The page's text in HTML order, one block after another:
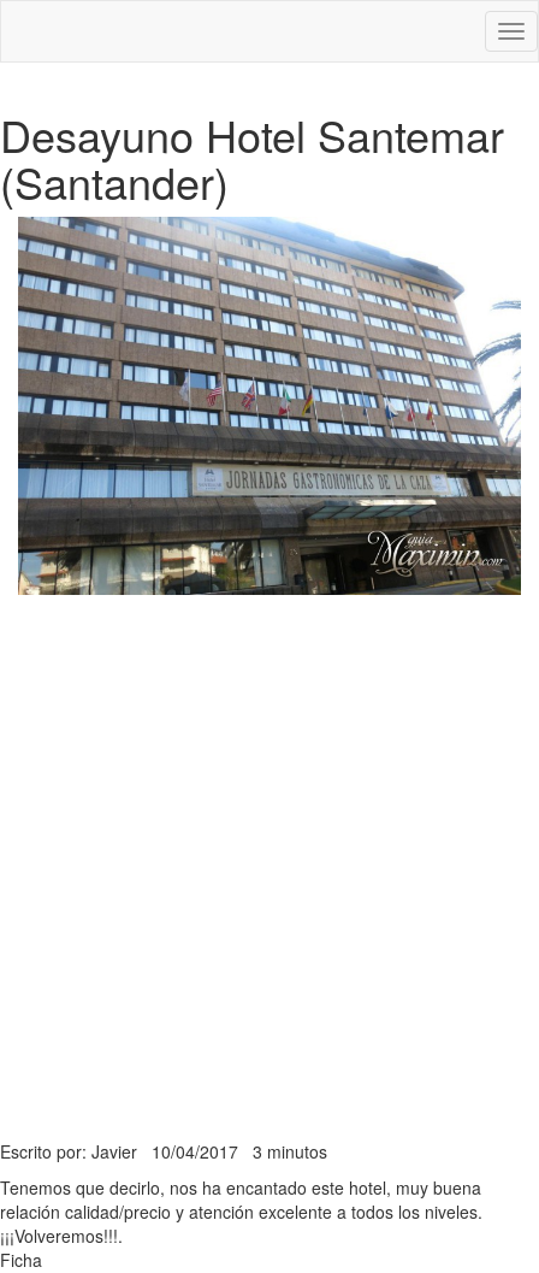
Desayuno Hotel Santemar
(Santander)
Escrito por: Javier 10/04/2017 3 minutos
Tenemos que decirlo, nos ha encantado este hotel, muy buena
relación calidad/precio y atención excelente a todos los niveles.
¡¡¡Volveremos!!!.
Ficha